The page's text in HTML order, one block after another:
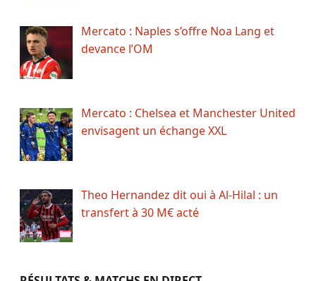
Mercato : Naples s’offre Noa Lang et
devance l’OM
Mercato : Chelsea et Manchester United
envisagent un échange XXL
Theo Hernandez dit oui à Al-Hilal : un
transfert à 30 M€ acté